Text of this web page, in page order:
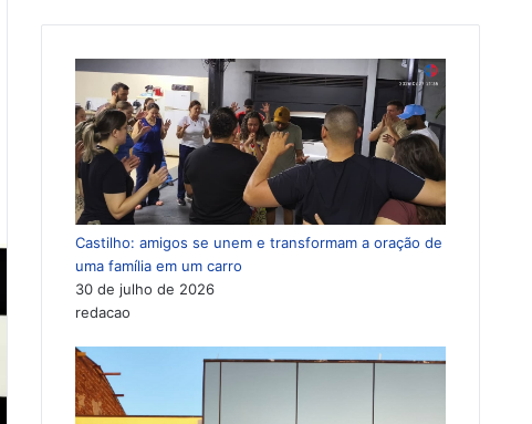
Castilho: amigos se unem e transformam a oração de
uma família em um carro
30 de julho de 2026
redacao